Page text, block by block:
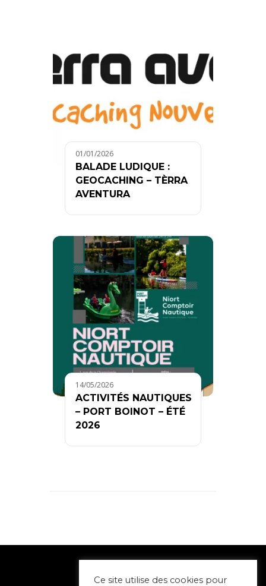
01/01/2026
BALADE LUDIQUE :
GEOCACHING – TÈRRA
AVENTURA
14/05/2026
ACTIVITÉS NAUTIQUES
– PORT BOINOT – ÉTÉ
2026
Ce site utilise des cookies pour